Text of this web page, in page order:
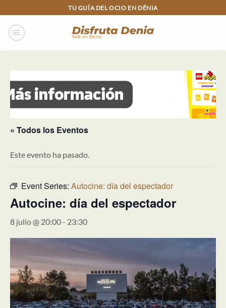
to
content
TU GUÍA DEL OCIO EN DÉNIA
« Todos los Eventos
Este evento ha pasado.
Event Series: Autocine: día del espectador
Autocine: día del espectador
8 julio @ 20:00- 23:30